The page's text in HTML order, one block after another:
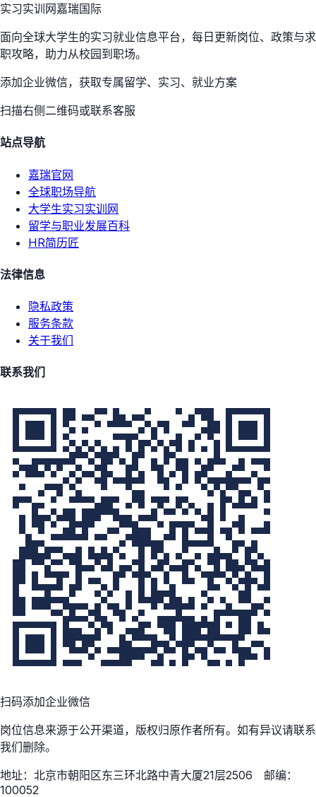
实习实训网嘉瑞国际
面向全球大学生的实习就业信息平台，每日更新岗位、政策与求
职攻略，助力从校园到职场。
添加企业微信，获取专属留学、实习、就业方案
扫描右侧二维码或联系客服
站点导航
嘉瑞官网
全球职场导航
大学生实习实训网
留学与职业发展百科
HR简历匠
法律信息
隐私政策
服务条款
关于我们
联系我们
扫码添加企业微信
岗位信息来源于公开渠道，版权归原作者所有。如有异议请联系
我们删除。
地址：北京市朝阳区东三环北路中青大厦21层2506 邮编：
100052